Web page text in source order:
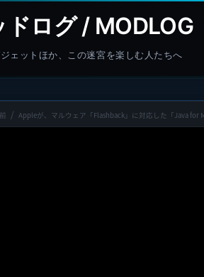
ログ / MODLOG
ェットほか、この迷宮を楽しむ人たちへ
Appleが、マルウェア「Flashback」に対応した「Java for